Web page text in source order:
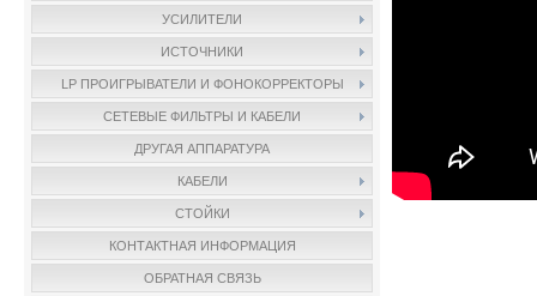
УСИЛИТЕЛИ
ИСТОЧНИКИ
LP ПРОИГРЫВАТЕЛИ И ФОНОКОРРЕКТОРЫ
СЕТЕВЫЕ ФИЛЬТРЫ И КАБЕЛИ
ДРУГАЯ АППАРАТУРА
КАБЕЛИ
СТОЙКИ
КОНТАКТНАЯ ИНФОРМАЦИЯ
ОБРАТНАЯ СВЯЗЬ